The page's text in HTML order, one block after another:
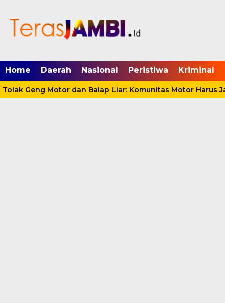
Home Daerah Nasional Peristiwa Kriminal
Geng Motor dan Balap Liar: Komunitas Motor Harus